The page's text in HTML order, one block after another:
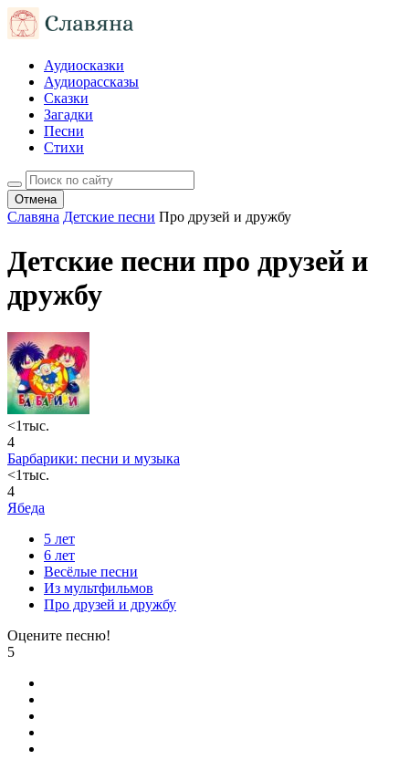
Аудиосказки
Аудиорассказы
Сказки
Загадки
Песни
Стихи
Отмена
Славяна Детские песни Про друзей и дружбу
Детские песни про друзей и
дружбу
<1тыс.
4
Барбарики: песни и музыка
<1тыс.
4
Ябеда
5 лет
6 лет
Весёлые песни
Из мультфильмов
Про друзей и дружбу
Оцените песню!
5